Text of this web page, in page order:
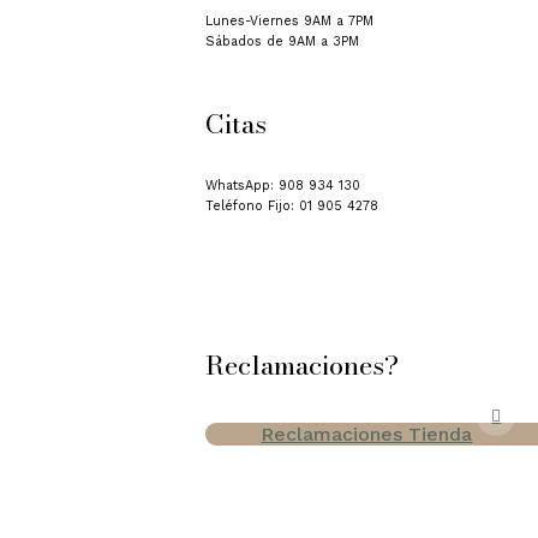
Lunes-Viernes 9AM a 7PM
Sábados de 9AM a 3PM
Citas
WhatsApp: 908 934 130
Teléfono Fijo: 01 905 4278
Reclamaciones?
Reclamaciones Tienda